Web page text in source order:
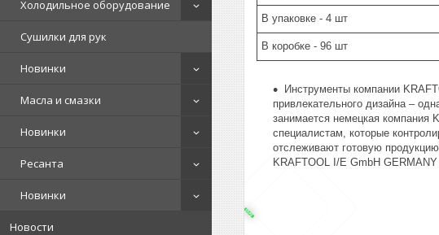
Холодильное оборудование
Сушилки для рук
Новинки
Масла и смазки
Новинки
Ресанта
Новинки
Новости
В упаковке - 4 шт
В коробке - 96 шт
Инструменты компании
привлекательного дизайна –
занимается немецкая компания
специалистам, которые
отслеживают готовую
KRAFTOOL I/E GmbH